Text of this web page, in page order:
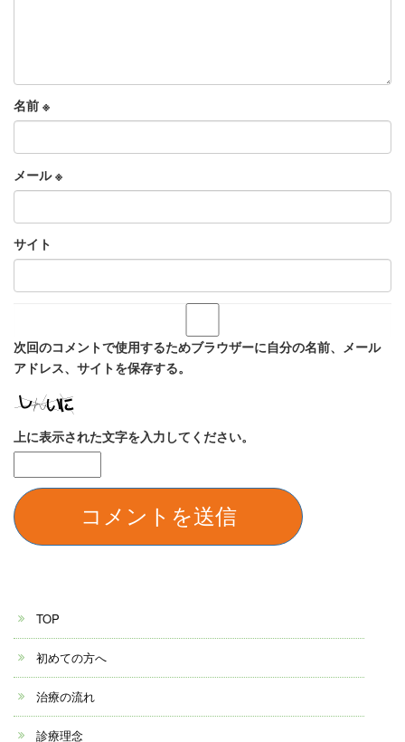
名前 ※
メール※
サイト
次回のコメントで使用するためブラウザーに自分の名前、メール
アドレス、サイトを保存する。
上に表示された文字を入力してください。
TOP
初めての方へ
治療の流れ
診療理念